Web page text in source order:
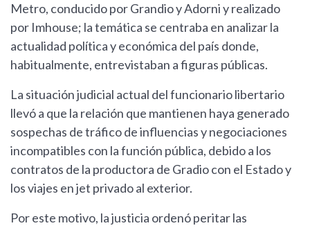
Metro, conducido por Grandio y Adorni y realizado
por Imhouse; la temática se centraba en analizar la
actualidad política y económica del país donde,
habitualmente, entrevistaban a figuras públicas.
La situación judicial actual del funcionario libertario
llevó a que la relación que mantienen haya generado
sospechas de tráfico de influencias y negociaciones
incompatibles con la función pública, debido a los
contratos de la productora de Gradio con el Estado y
los viajes en jet privado al exterior.
Por este motivo, la justicia ordenó peritar las